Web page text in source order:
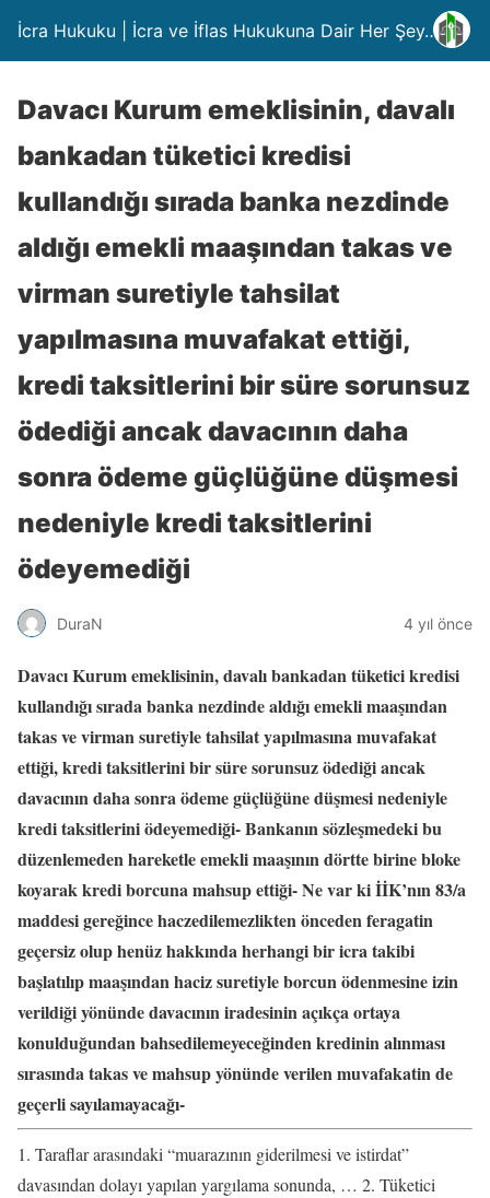
İcra Hukuku | İcra ve İflas Hukukuna Dair Her Şey….
Davacı Kurum emeklisinin, davalı
bankadan tüketici kredisi
kullandığı sırada banka nezdinde
aldığı emekli maaşından takas ve
virman suretiyle tahsilat
yapılmasına muvafakat ettiği,
kredi taksitlerini bir süre sorunsuz
ödediği ancak davacının daha
sonra ödeme güçlüğüne düşmesi
nedeniyle kredi taksitlerini
ödeyemediği
DuraN 4 yıl önce
Davacı Kurum emeklisinin, davalı bankadan tüketici kredisi
kullandığı sırada banka nezdinde aldığı emekli maaşından
takas ve virman suretiyle tahsilat yapılmasına muvafakat
ettiği, kredi taksitlerini bir süre sorunsuz ödediği ancak
davacının daha sonra ödeme güçlüğüne düşmesi nedeniyle
kredi taksitlerini ödeyemediği- Bankanın sözleşmedeki bu
düzenlemeden hareketle emekli maaşının dörtte birine bloke
koyarak kredi borcuna mahsup ettiği- Ne var ki İİK’nın 83/a
maddesi gereğince haczedilemezlikten önceden feragatin
geçersiz olup henüz hakkında herhangi bir icra takibi
başlatılıp maaşından haciz suretiyle borcun ödenmesine izin
verildiği yönünde davacının iradesinin açıkça ortaya
konulduğundan bahsedilemeyeceğinden kredinin alınması
sırasında takas ve mahsup yönünde verilen muvafakatin de
geçerli sayılamayacağı-
1. Taraflar arasındaki “muarazının giderilmesi ve istirdat”
davasından dolayı yapılan yargılama sonunda, … 2. Tüketici